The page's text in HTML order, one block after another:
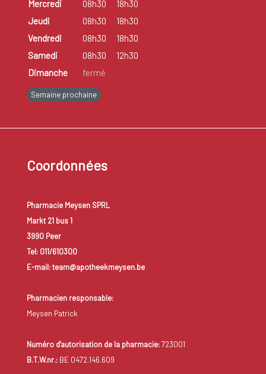
Mercredi
08h30
18h30
Jeudi
08h30
18h30
Vendredi
08h30
18h30
Samedi
08h30
12h30
Dimanche
fermé
Semaine prochaine
Coordonnées
Pharmacie Meysen SPRL
Markt 21 bus 1
3990 Peer
Tel: 011/610300
E-mail: team@apotheekmeysen.be
Pharmacien responsable:
Meysen Patrick
Numéro d'autorisation de la pharmacie:723001
B.T.W.nr.:BE 0472.146.609